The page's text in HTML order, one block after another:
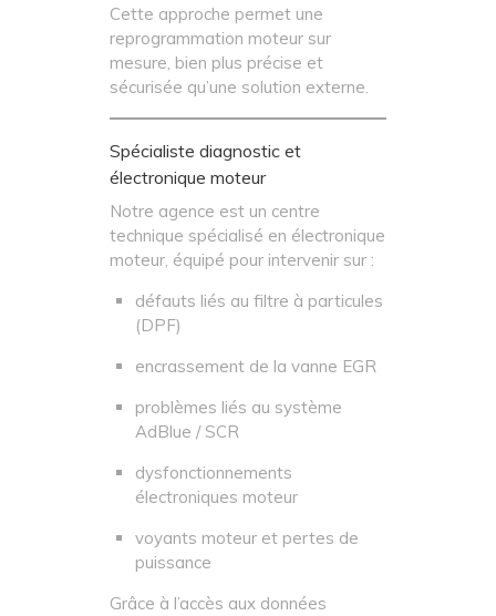
Cette approche permet une
reprogrammation moteur sur
mesure, bien plus précise et
sécurisée qu’une solution externe.
Spécialiste diagnostic et
électronique moteur
Notre agence est un centre
technique spécialisé en électronique
moteur, équipé pour intervenir sur :
défauts liés au filtre à particules
(DPF)
encrassement de la vanne EGR
problèmes liés au système
AdBlue / SCR
dysfonctionnements
électroniques moteur
voyants moteur et pertes de
puissance
Grâce à l’accès aux données